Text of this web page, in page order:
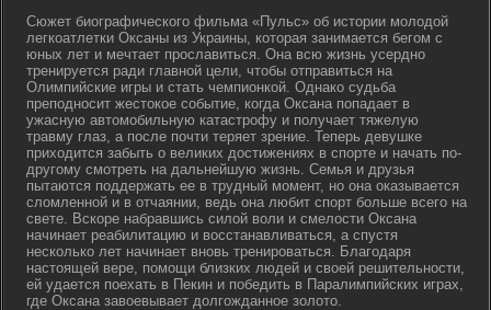
Сюжет биографического фильма «Пульс» об истории молодой
легкоатлетки Оксаны из Украины, которая занимается бегом с
юных лет и мечтает прославиться. Она всю жизнь усердно
тренируется ради главной цели, чтобы отправиться на
Олимпийские игры и стать чемпионкой. Однако судьба
преподносит жестокое событие, когда Оксана попадает в
ужасную автомобильную катастрофу и получает тяжелую
травму глаз, а после почти теряет зрение. Теперь девушке
приходится забыть о великих достижениях в спорте и начать по-
другому смотреть на дальнейшую жизнь. Семья и друзья
пытаются поддержать ее в трудный момент, но она оказывается
сломленной и в отчаянии, ведь она любит спорт больше всего на
свете. Вскоре набравшись силой воли и смелости Оксана
начинает реабилитацию и восстанавливаться, а спустя
несколько лет начинает вновь тренироваться. Благодаря
настоящей вере, помощи близких людей и своей решительности,
ей удается поехать в Пекин и победить в Паралимпийских играх,
где Оксана завоевывает долгожданное золото.